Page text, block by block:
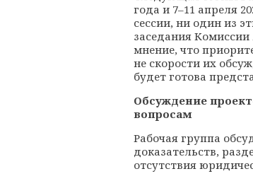
года и 7–11 апреля
сессии, ни один из
заседания Комиссии
мнение, что
не скорости их
будет готова
Обсуждение
вопросам
Рабочая группа
доказательств,
отсутствия